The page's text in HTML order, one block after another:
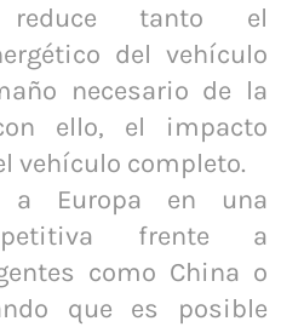
reduce tanto el
del vehículo
necesario de la
ello, el impacto
vehículo completo.
a Europa en una
frente a
como China o
que es posible